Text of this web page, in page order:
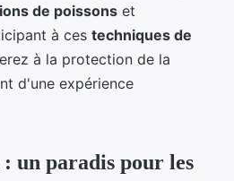
de poissons et
à ces techniques de
à la protection de la
d'une expérience
un paradis pour les